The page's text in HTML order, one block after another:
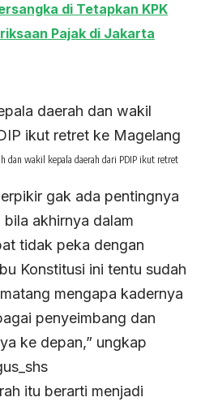
di Tetapkan KPK
Pajak di Jakarta
dan wakil kepala daerah dari PDIP ikut retret
gak ada pentingnya
akhirnya dalam
tidak peka dengan
Konstitusi ini tentu sudah
mengapa kadernya
penyeimbang dan
ke depan,” ungkap
itu berarti menjadi